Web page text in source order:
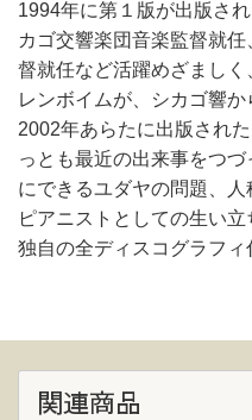
1994年に第１版が出版さ
カゴ交響楽団音楽監督就
督就任など活躍めざまし
レンボイムが、シカゴ響か
2002年あらたに出版され
っとも最近の出来事をつ
にできるユダヤの問題、
ピアニストとしての生い
独自の全ディスコグラフィ
関連商品